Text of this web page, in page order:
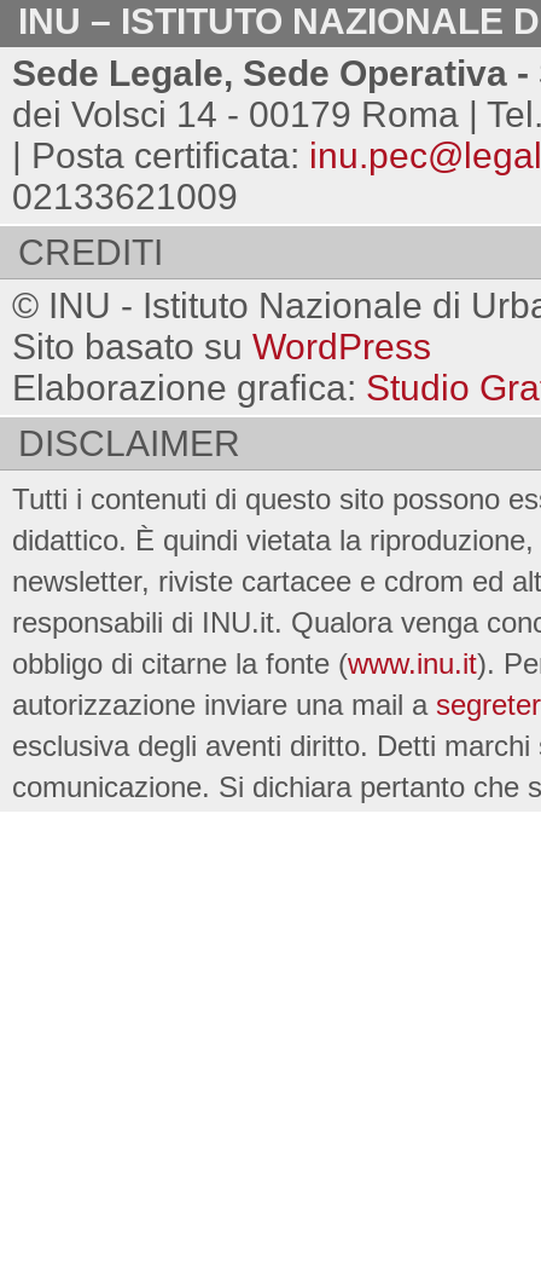
INU – ISTITUTO NAZIONALE
Sede Legale, Sede Operativa
dei Volsci 14 - 00179 Roma |
| Posta certificata:
02133621009
CREDITI
© INU - Istituto Nazionale di
Sito basato su WordPress
Elaborazione grafica: Studio
DISCLAIMER
Tutti i contenuti di questo sito possono
didattico. È quindi vietata la
newsletter, riviste cartacee e cdrom ed
responsabili di INU.it. Qualora venga
obbligo di citarne la fonte (www.inu.it).
autorizzazione inviare una mail a
esclusiva degli aventi diritto. Detti
comunicazione. Si dichiara pertanto che